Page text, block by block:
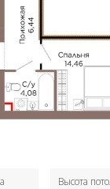
Высота